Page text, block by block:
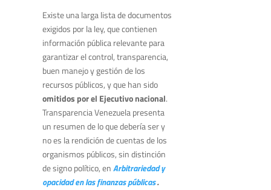
Existe una larga lista de documentos
exigidos por la ley, que contienen
información pública relevante para
garantizar el control, transparencia,
buen manejo y gestión de los
recursos públicos, y que han sido
omitidos por el Ejecutivo nacional.
Transparencia Venezuela presenta
un resumen de lo que debería ser y
no es la rendición de cuentas de los
organismos públicos, sin distinción
de signo político, enArbitrariedad y
opacidad en las finanzas públicas.